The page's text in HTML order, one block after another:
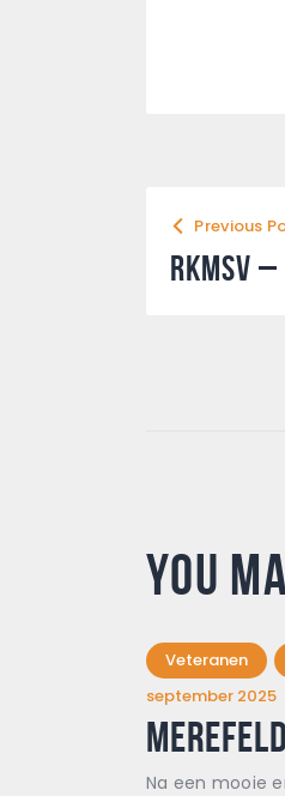
Previous
RKMSV
You
Veteranen
september 2025
Na een mooie